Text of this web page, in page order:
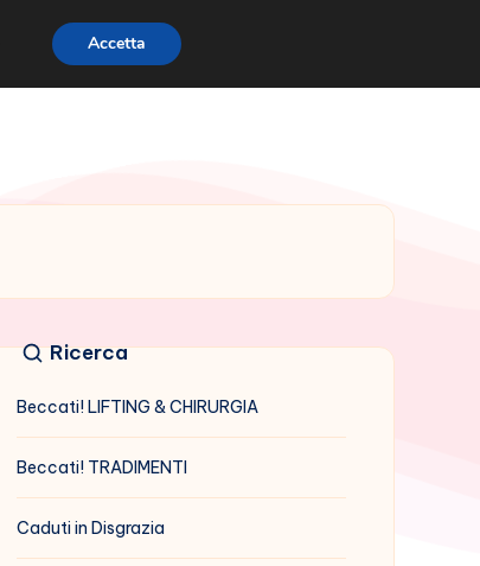
Ricerca
Beccati! LIFTING & CHIRURGIA
Beccati! TRADIMENTI
Caduti in Disgrazia
Accetta